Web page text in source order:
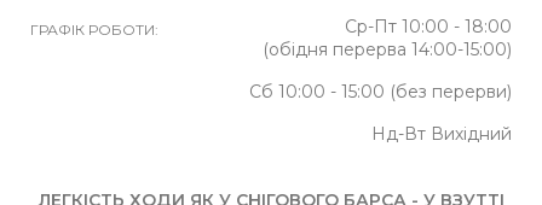
ГРАФІК РОБОТИ:
Ср-Пт 10:00 - 18:00
(обідня перерва 14:00-15:00)
Сб 10:00 - 15:00 (без перерви)
Нд-Вт Вихідний
ЛЕГКІСТЬ ХОДИ ЯК У СНІГОВОГО БАРСА - У ВЗУТТІ